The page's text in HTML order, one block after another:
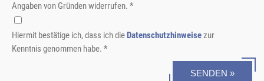
Angaben von Gründen widerrufen. *
Hiermit bestätige ich, dass ich die Datenschutzhinweisezur
Kenntnis genommen habe. *
SENDEN »